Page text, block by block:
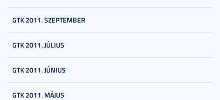
GTK 2011. SZEPTEMBER
GTK 2011. JÚLIUS
GTK 2011. JÚNIUS
GTK 2011. MÁJUS